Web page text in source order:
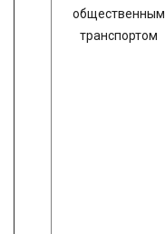
общественным
транспортом